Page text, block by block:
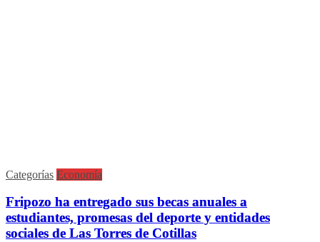
Categorías Economía
Fripozo ha entregado sus becas anuales a
estudiantes, promesas del deporte y entidades
sociales de Las Torres de Cotillas